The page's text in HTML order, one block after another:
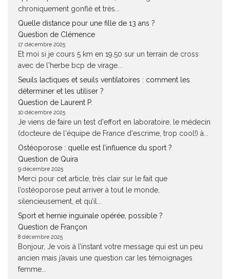
chroniquement gonflé et très...
Quelle distance pour une fille de 13 ans ?
Question de Clémence
17 décembre 2025
Et moi si je cours 5 km en 19.50 sur un terrain de cross
avec de l'herbe bcp de virage...
Seuils lactiques et seuils ventilatoires : comment les
déterminer et les utiliser ?
Question de Laurent P.
10 décembre 2025
Je viens de faire un test d'effort en laboratoire, le médecin
(docteure de l'équipe de France d'escrime, trop cool!) à...
Ostéoporose : quelle est l’influence du sport ?
Question de Quira
9 décembre 2025
Merci pour cet article, très clair sur le fait que
l’ostéoporose peut arriver à tout le monde,
silencieusement, et qu’il...
Sport et hernie inguinale opérée, possible ?
Question de Françon
8 décembre 2025
Bonjour, Je vois à l’instant votre message qui est un peu
ancien mais j’avais une question car les témoignages
femme...